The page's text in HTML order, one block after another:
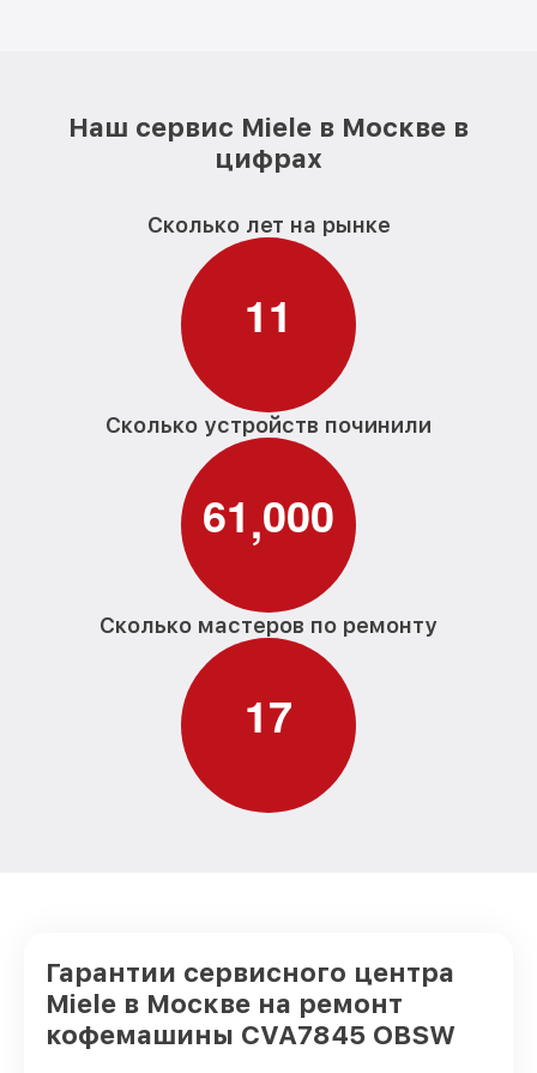
Наш сервис Miele в Москве в
цифрах
Сколько лет на рынке
11
Сколько устройств починили
61,000
Сколько мастеров по ремонту
17
Гарантии сервисного центра
Miele в Москве на ремонт
кофемашины CVA7845 OBSW